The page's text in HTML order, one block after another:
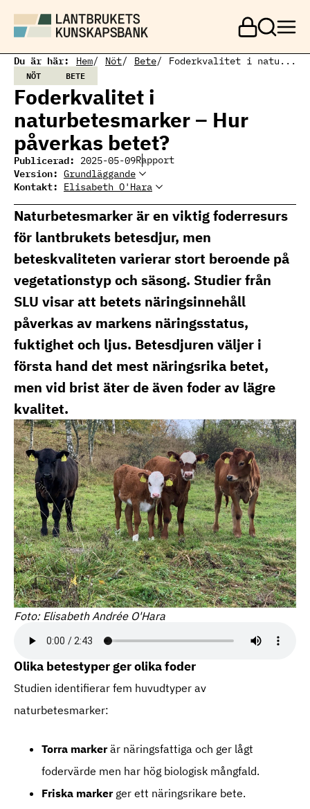
a
Du är här: Hem Nöt Bete Foderkvalitet i natu...
NÖT BETE
Foderkvalitet i
naturbetesmarker – Hur
påverkas betet?
Publicerad: 2025-05-09Rapport
Version: Grundläggande
Kontakt: Elisabeth O'Hara
Elisabeth O'Hara
Ämnesansvarig nöt
elisabeth.ohara@ri.se
010 516 59 46
Naturbetesmarker är en viktig foderresurs
för lantbrukets betesdjur, men
beteskvaliteten varierar stort beroende på
vegetationstyp och säsong. Studier från
SLU visar att betets näringsinnehåll
påverkas av markens näringsstatus,
fuktighet och ljus. Betesdjuren väljer i
första hand det mest näringsrika betet,
men vid brist äter de även foder av lägre
kvalitet.
Foto: Elisabeth Andrée O'Hara
Olika betestyper ger olika foder
Studien identifierar fem huvudtyper av
naturbetesmarker:
Torra markerär näringsfattiga och ger lågt
fodervärde men har hög biologisk mångfald.
Friska markerger ett näringsrikare bete.